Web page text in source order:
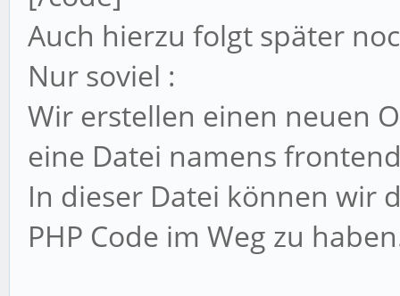
Auch hierzu folgt später
Nur soviel :
Wir erstellen einen neuen
eine Datei namens
In dieser Datei können wir
PHP Code im Weg zu